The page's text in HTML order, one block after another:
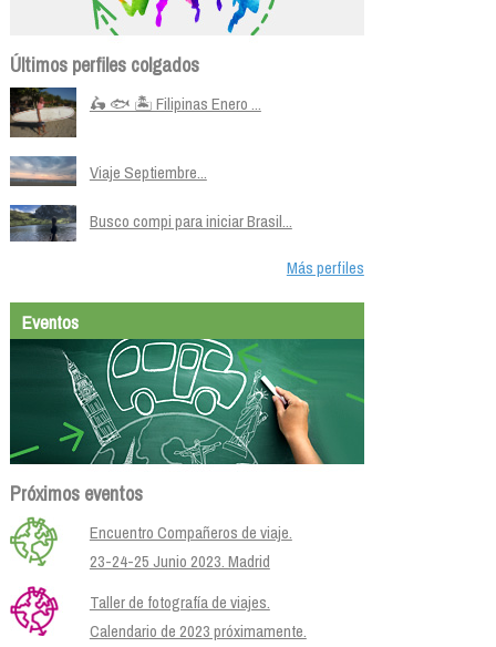
Últimos perfiles colgados
🛵 🐟 🏝️ Filipinas Enero ...
Viaje Septiembre...
Busco compi para iniciar Brasil...
Más perfiles
Eventos
Próximos eventos
Encuentro Compañeros de viaje.
23-24-25 Junio 2023. Madrid
Taller de fotografía de viajes.
Calendario de 2023 próximamente.